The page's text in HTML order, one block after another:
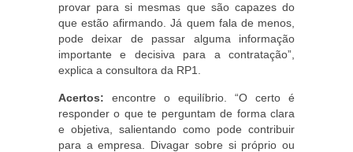
provar para si mesmas que são capazes do
que estão afirmando. Já quem fala de menos,
pode deixar de passar alguma informação
importante e decisiva para a contratação”,
explica a consultora da RP1.
Acertos: encontre o equilíbrio. “O certo é
responder o que te perguntam de forma clara
e objetiva, salientando como pode contribuir
para a empresa. Divagar sobre si próprio ou